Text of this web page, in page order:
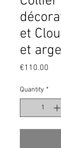
et
et
€110.00
Quantity *